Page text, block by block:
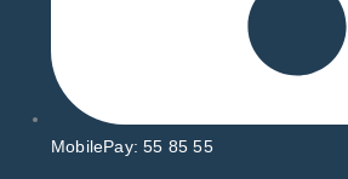
MobilePay: 55 85 55